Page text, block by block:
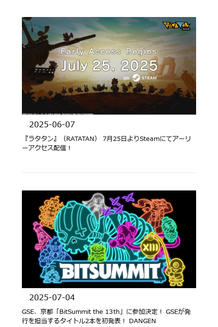
2025-06-07
『ラタタン』（RATATAN） 7月25日よりSteamにてアーリ
ーアクセス配信！
2025-07-04
GSE、京都「BitSummit the 13th」に参加決定！ GSEが発
行を担当するタイトル2本を初発表！ DANGEN